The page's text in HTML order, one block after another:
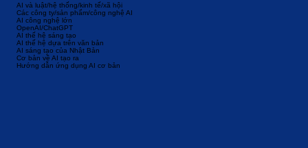
AI và luật/hệ thống/kinh tế/xã hội
Các công ty/sản phẩm/công nghệ AI
AI công nghệ lớn
OpenAI/ChatGPT
AI thế hệ sáng tạo
AI thế hệ dựa trên văn bản
AI sáng tạo của Nhật Bản
Cơ bản về AI tạo ra
Hướng dẫn ứng dụng AI cơ bản